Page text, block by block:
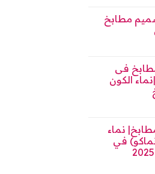
الرياض
2025الكون
مطابخ
فى
الكون
نماء
في